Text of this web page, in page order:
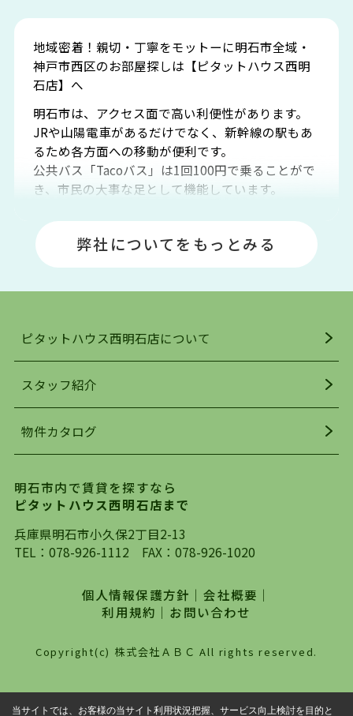
地域密着！親切・丁寧をモットーに明石市全域・
神戸市西区のお部屋探しは【ピタットハウス西明
石店】へ
明石市は、アクセス面で高い利便性があります。
JRや山陽電車があるだけでなく、新幹線の駅もあ
るため各方面への移動が便利です。
公共バス「Tacoバス」は1回100円で乗ることがで
き、市民の大事な足として機能しています。
場や釣りスポットが多くあります。JR「大久保
駅」周辺には、ビブレ・イオンをはじめとした買
い物施設も多くあり、買い物にも困りません。
明石駅・西明石駅を中心に、明石市・神戸市西区
でお部屋探している方は、ぜひ当ＨＰにて物件を
お探しになってください。弊社は、スタッフの平
を行っており地域最大級の情報取扱量を誇ってお
ります。店頭で限られた物件をご紹介する、従来
自身でインターネットを利用し、理想のお部屋を
探していただき、選択していただいた物件情報に
対して、専門知識を持ったスタッフがサポートさ
せていただくスタイルを心がけております。私た
は、一度だけでは終わらない、お客様との末長い
お付き合いです。初めての一人暮らしから、就
職・ご結婚・売買物件の購入、などなど一生涯に
わたる、良きアドバイザーとして、地域に密着し
た営業スタイルで様々なお役立ちができればと強
弊社についてをもっとみる
ピタットハウス西明石店について
スタッフ紹介
物件カタログ
明石市内で賃貸を探すなら
ピタットハウス西明石店まで
兵庫県明石市小久保2丁目2-13
TEL： 078-926-1112 FAX：078-926-1020
個人情報保護方針 ｜会社概要 ｜
利用規約 ｜ お問い合わせ
Copyright(c) 株式会社ＡＢＣ All rights reserved.
当サイトでは、お客様の当サイト利用状況把握、サービス向上検討を目的と